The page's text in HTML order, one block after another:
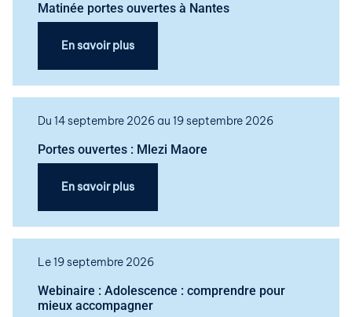
Matinée portes ouvertes à Nantes
En savoir plus
Du 14 septembre 2026 au 19 septembre 2026
Portes ouvertes : Mlezi Maore
En savoir plus
Le 19 septembre 2026
Webinaire : Adolescence : comprendre pour
mieux accompagner